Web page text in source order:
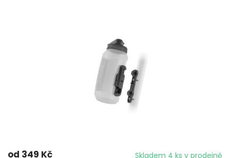
od 349 Kč Skladem 4 ks v prodejně